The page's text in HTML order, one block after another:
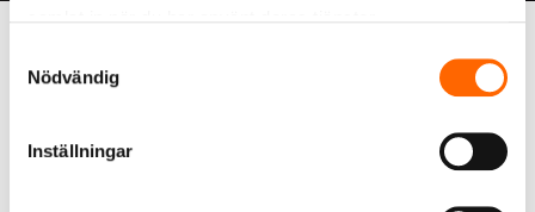
Nödvändig
Inställningar
databasen, så att den kan möta kraven i
en allt mer webbaserad värld. RSK-
marknadsföring av VVS-artiklar i